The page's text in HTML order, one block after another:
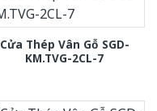
Cửa Thép Vân Gỗ SGD-
KM.TVG-2CL-7